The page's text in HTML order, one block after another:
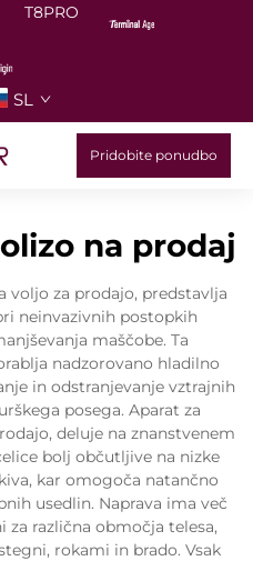
T8PRO
SL
Pridobite ponudbo
na prodaj
voljo za prodajo, predstavlja
neinvazivnih postopkih
maščobe. Ta
nadzorovano hladilno
in odstranjevanje vztrajnih
posega. Aparat za
deluje na znanstvenem
bolj občutljive na nizke
kar omogoča natančno
usedlin. Naprava ima več
za različna območja telesa,
rokami in brado. Vsak